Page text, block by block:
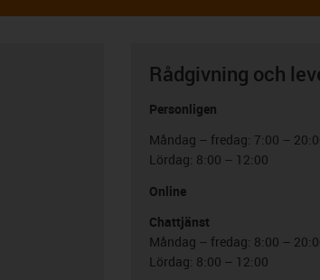
Rådgivning och
Personligen
Måndag – fredag: 7:00 –
Lördag: 8:00 – 12:00
Online
Chattjänst
Måndag – fredag: 8:00 –
Lördag: 8:00 – 12:00